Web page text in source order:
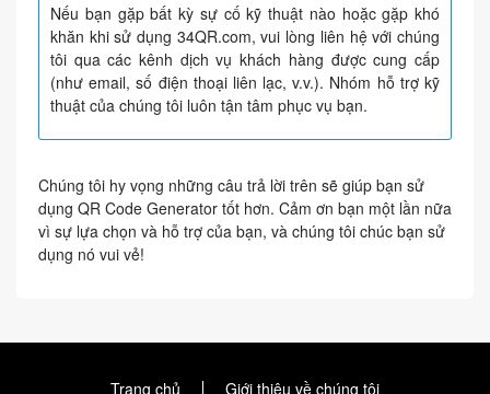
Nếu bạn gặp bất kỳ sự cố kỹ thuật nào hoặc gặp khó
khăn khi sử dụng 34QR.com, vui lòng liên hệ với chúng
tôi qua các kênh dịch vụ khách hàng được cung cấp
(như email, số điện thoại liên lạc, v.v.). Nhóm hỗ trợ kỹ
thuật của chúng tôi luôn tận tâm phục vụ bạn.
Chúng tôi hy vọng những câu trả lời trên sẽ giúp bạn sử
dụng QR Code Generator tốt hơn. Cảm ơn bạn một lần nữa
vì sự lựa chọn và hỗ trợ của bạn, và chúng tôi chúc bạn sử
dụng nó vui vẻ!
Trang chủ Giới thiệu về chúng tôi